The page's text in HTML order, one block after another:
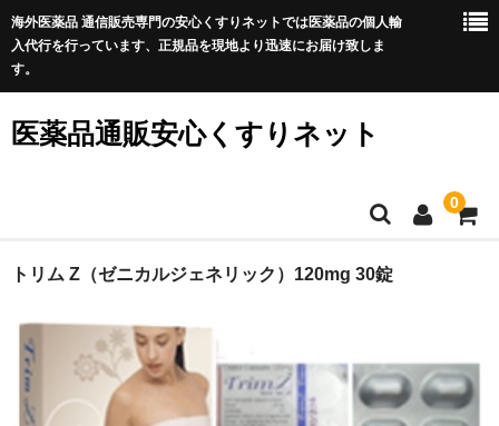
海外医薬品 通信販売専門の安心くすりネットでは医薬品の個人輸
入代行を行っています、正規品を現地より迅速にお届け致しま
す。
医薬品通販安心くすりネット
0
ホーム
サイトマップ
良くある質問
トリム Z（ゼニカルジェネリック）120mg 30錠